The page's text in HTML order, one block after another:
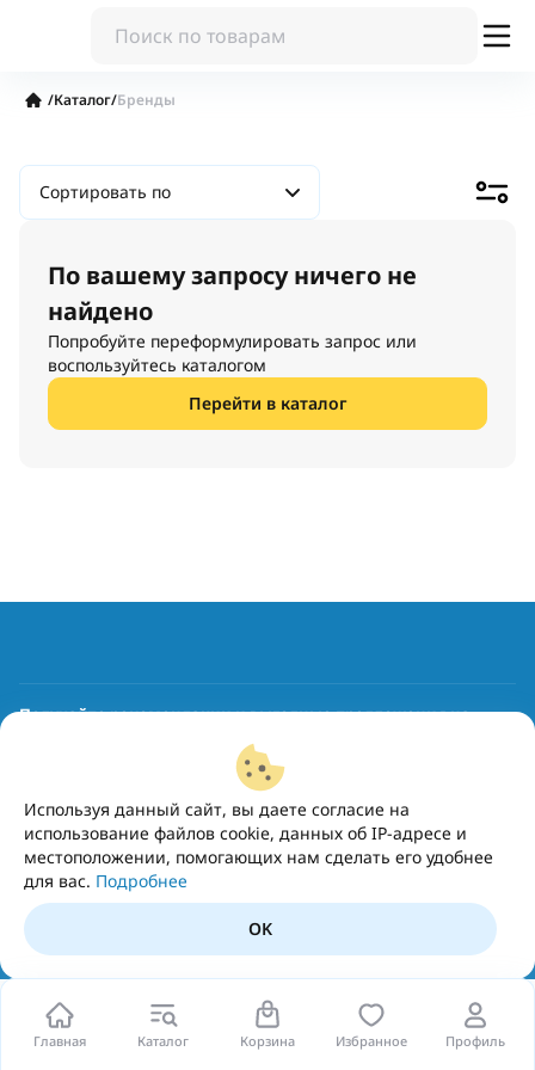
Главная Каталог Корзина Избранное Профиль
/Каталог/Бренды
Сортировать по
По вашему запросу ничего не
найдено
Попробуйте переформулировать запрос или
воспользуйтесь каталогом
Перейти в каталог
Используя данный сайт, вы даете согласие на
использование файлов cookie, данных об IP-адресе и
местоположении, помогающих нам сделать его удобнее
для вас. Подробнее
OK
Получайте рекомендации и выгодные предложения на
Подписаться